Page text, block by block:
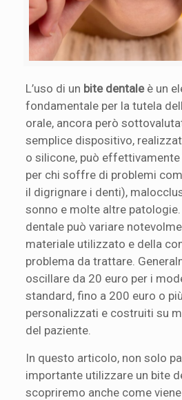
L’uso di un bite dentaleè un
fondamentale per la tutela
orale, ancora però
semplice dispositivo,
o silicone, può
per chi soffre di problemi
il digrignare i denti),
sonno e molte altre
dentale può variare
materiale utilizzato e della
problema da trattare.
oscillare da 20 euro per i
standard, fino a 200 euro o
personalizzati e costruiti su
del paziente.
In questo articolo, non solo
importante utilizzare un bite
scopriremo anche come